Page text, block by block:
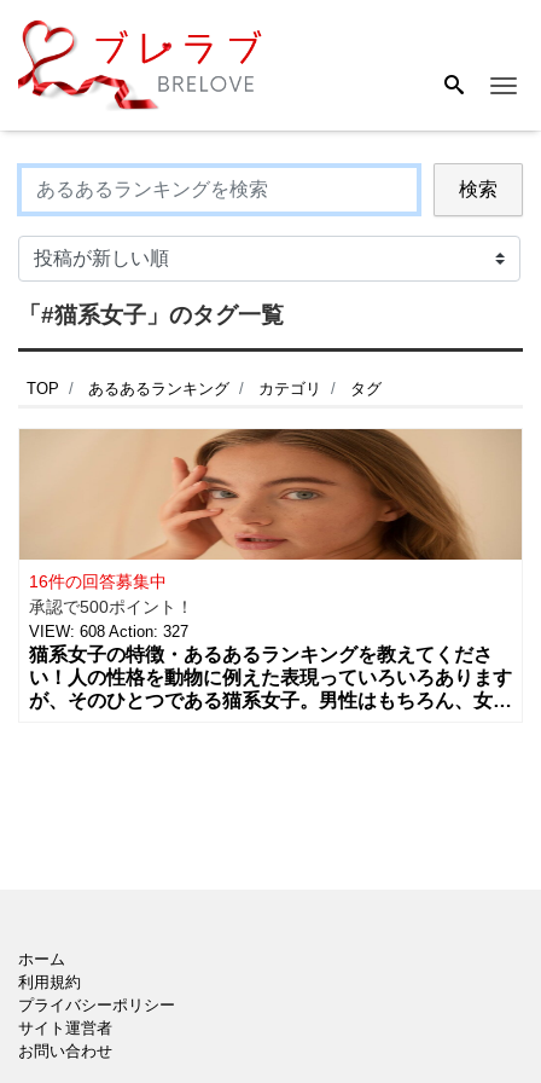
検索
「#猫系女子」のタグ一覧
TOP あるあるランキング カテゴリ タグ
16件の回答募集中
承認で500ポイント！
VIEW: 608 Action: 327
猫系女子の特徴・あるあるランキングを教えてくださ
い！人の性格を動物に例えた表現っていろいろあります
が、そのひとつである猫系女子。男性はもちろん、女性
ホーム
利用規約
プライバシーポリシー
サイト運営者
お問い合わせ